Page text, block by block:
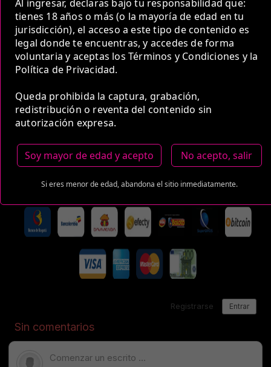
Al ingresar, declaras bajo tu responsabilidad que:
tienes 18 años o más (o la mayoría de edad en tu
jurisdicción), el acceso a este tipo de contenido es
legal donde te encuentras, y accedes de forma
voluntaria y aceptas los Términos y Condiciones y la
Política de Privacidad.
Queda prohibida la captura, grabación,
redistribución o reventa del contenido sin
autorización expresa.
Soy mayor de edad y acepto No acepto, salir
Si eres menor de edad, abandona el sitio inmediatamente.
COP 850,000.00
5 Horas
COP 1,400,000.00
Estas tarifas incluyen transporte y preservativos